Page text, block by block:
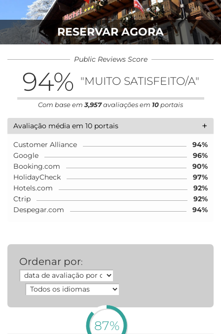
RESERVAR AGORA
Public Reviews Score
94% "MUITO SATISFEITO/A"
Com base em 3,957avaliações em 10 portais
+
Avaliação média em 10 portais
Customer Alliance
94%
Google
96%
Booking.com
90%
HolidayCheck
97%
Hotels.com
92%
Ctrip
92%
Despegar.com
94%
Ordenar por:
87%